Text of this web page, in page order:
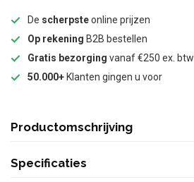
De scherpsteonline prijzen
Op rekening B2B bestellen
Gratis bezorging vanaf €250 ex. btw
50.000+ Klanten gingen u voor
Productomschrijving
Specificaties